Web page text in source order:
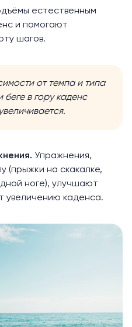
естественным
и помогают
шагов.
от темпа и типа
в гору каденс
Упражнения,
(прыжки на скакалке,
ноге), улучшают
увеличению каденса.